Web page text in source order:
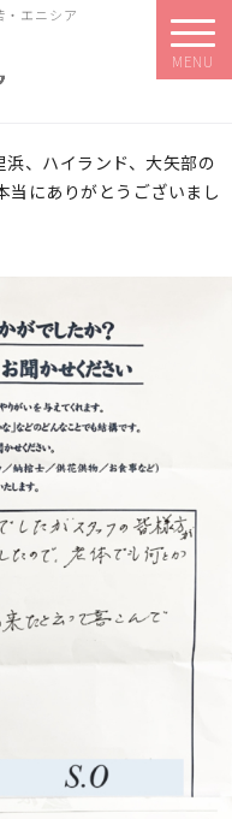
エニシア
MENU
浜、ハイランド、大矢部の
当にありがとうございまし